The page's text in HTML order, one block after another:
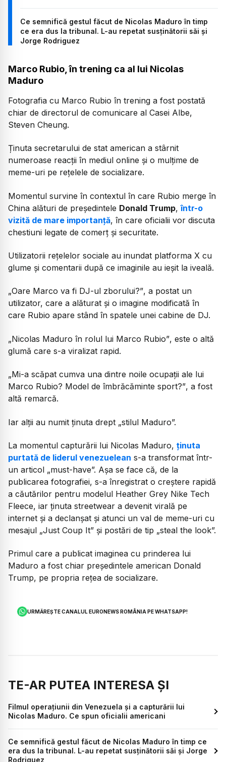
Ce semnifică gestul făcut de Nicolas Maduro în timp
ce era dus la tribunal. L-au repetat susținătorii săi și
Jorge Rodriguez
Marco Rubio, în trening ca al lui Nicolas
Maduro
Fotografia cu Marco Rubio în trening a fost postată
chiar de directorul de comunicare al Casei Albe,
Steven Cheung.
Ținuta secretarului de stat american a stârnit
numeroase reacții în mediul online și o mulțime de
meme-uri pe rețelele de socializare.
Momentul survine în contextul în care Rubio merge în
China alături de președintele Donald Trump,într-o
vizită de mare importanță, în care oficialii vor discuta
chestiuni legate de comerț și securitate.
Utilizatorii rețelelor sociale au inundat platforma X cu
glume și comentarii după ce imaginile au ieșit la iveală.
„Oare Marco va fi DJ-ul zborului?”, a postat un
utilizator, care a alăturat și o imagine modificată în
care Rubio apare stând în spatele unei cabine de DJ.
„Nicolas Maduro în rolul lui Marco Rubio”, este o altă
glumă care s-a viralizat rapid.
„Mi-a scăpat cumva una dintre noile ocupații ale lui
Marco Rubio? Model de îmbrăcăminte sport?”, a fost
altă remarcă.
Iar alții au numit ținuta drept „stilul Maduro”.
La momentul capturării lui Nicolas Maduro, ținuta
purtată de liderul venezuelean s-a transformat într-
un articol „must-have”. Așa se face că, de la
publicarea fotografiei, s-a înregistrat o creștere rapidă
a căutărilor pentru modelul Heather Grey Nike Tech
Fleece, iar ținuta streetwear a devenit virală pe
internet și a declanșat și atunci un val de meme-uri cu
mesajul „Just Coup It” și postări de tip „steal the look”.
Primul care a publicat imaginea cu prinderea lui
Maduro a fost chiar președintele american Donald
Trump, pe propria rețea de socializare.
URMĂREȘTE CANALUL EURONEWS ROMÂNIA PE WHATSAPP!
TE-AR PUTEA INTERESA ȘI
Filmul operațiunii din Venezuela și a capturării lui
Nicolas Maduro. Ce spun oficialii americani
Ce semnifică gestul făcut de Nicolas Maduro în timp ce
era dus la tribunal. L-au repetat susținătorii săi și Jorge
Rodriguez